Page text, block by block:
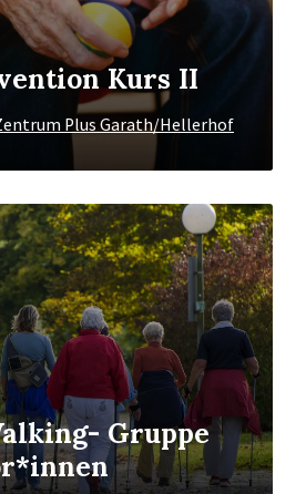
Kurs II
Plus Garath/Hellerhof
Gruppe